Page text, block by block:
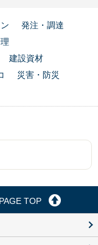
発注・調達
建設資材
災害・防災
PAGE TOP